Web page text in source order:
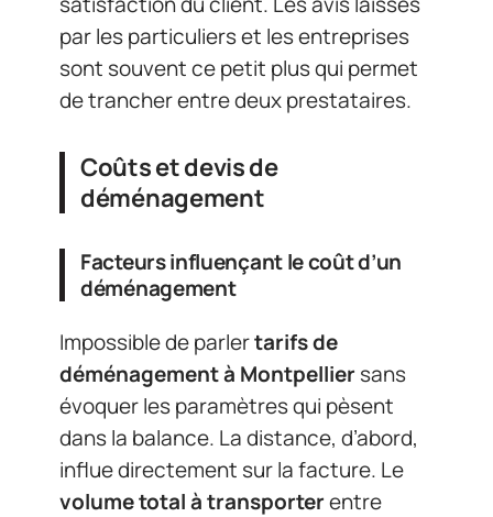
par les particuliers et les entreprises
sont souvent ce petit plus qui permet
de trancher entre deux prestataires.
Coûts et devis de
déménagement
Facteurs influençant le coût d’un
déménagement
Impossible de parlertarifs de
déménagement à Montpelliersans
évoquer les paramètres qui pèsent
dans la balance. La distance, d’abord,
influe directement sur la facture. Le
volume total à transporterentre